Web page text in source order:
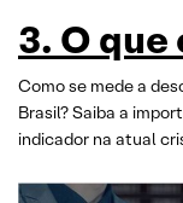
3. O que
Como se mede a
Brasil? Saiba a
indicador na atual